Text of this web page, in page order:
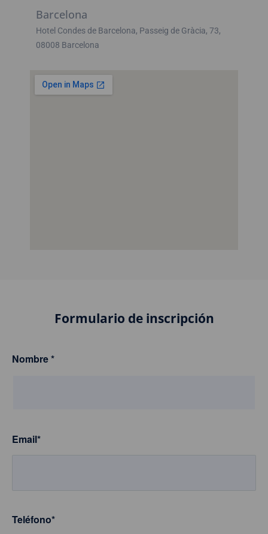
Barcelona
Hotel Condes de Barcelona, Passeig de Gràcia, 73,
08008 Barcelona
Formulario de inscripción
Nombre*
Email*
Teléfono*